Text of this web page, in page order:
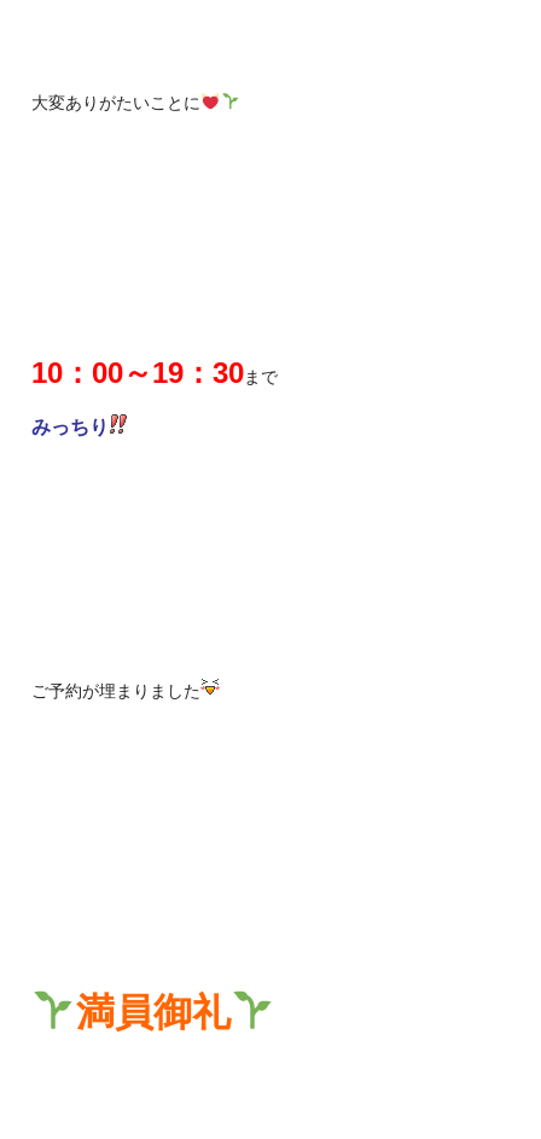
大変ありがたいことに
10：00～19：30まで
みっちり
ご予約が埋まりました
満員御礼